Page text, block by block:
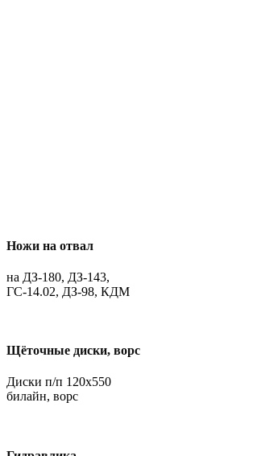
Ножи на отвал
на ДЗ-180, ДЗ-143,
ГС-14.02, ДЗ-98, КДМ
Щёточные диски, ворс
Диски п/п 120х550
билайн, ворс